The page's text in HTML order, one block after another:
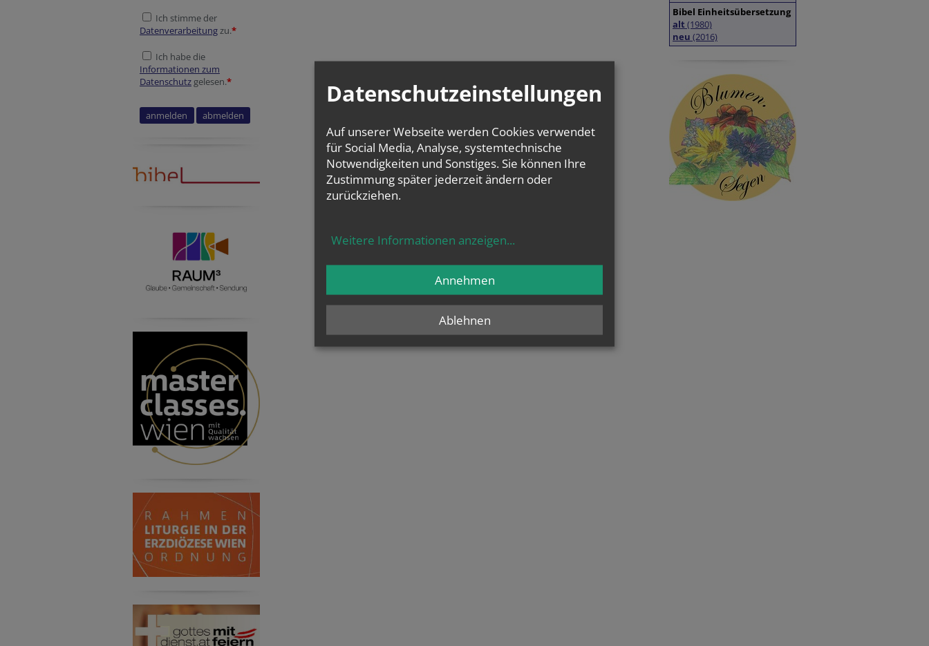
Ich stimme der
Datenverarbeitungzu.*
Ich habe die
Informationen zum
Datenschutz gelesen.*
Bibel Einheitsübersetzung
alt (1980)
neu (2016)
Datenschutzeinstellungen
Auf unserer Webseite werden Cookies verwendet
für Social Media, Analyse, systemtechnische
Notwendigkeiten und Sonstiges. Sie können Ihre
Zustimmung später jederzeit ändern oder
zurückziehen.
Weitere Informationen anzeigen...
Ablehnen
Annehmen